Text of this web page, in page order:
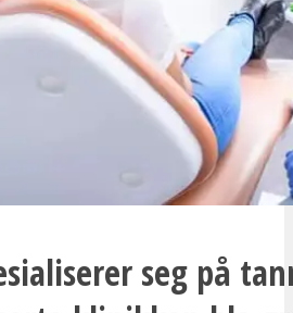
seg på